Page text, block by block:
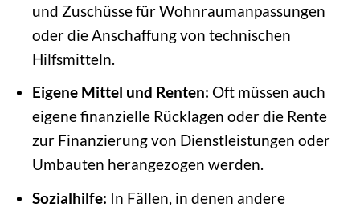
und Zuschüsse für Wohnraumanpassungen
oder die Anschaffung von technischen
Hilfsmitteln.
Eigene Mittel und Renten: Oft müssen auch
eigene finanzielle Rücklagen oder die Rente
zur Finanzierung von Dienstleistungen oder
Umbauten herangezogen werden.
Sozialhilfe: In Fällen, in denen andere